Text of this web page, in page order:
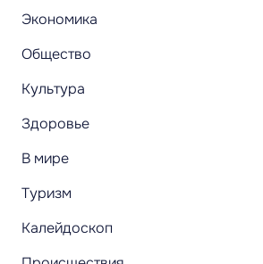
Экономика
Общество
Культура
Здоровье
В мире
Туризм
Калейдоскоп